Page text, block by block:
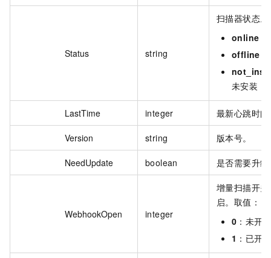
Status string
扫描器状态
online
offline
未安装
LastTime integer 最新心跳时间
Version string 版本号。
NeedUpdate boolean 是否需要升级
WebhookOpen integer
增量扫描开
启。取值：
0 ：未开
1 ：已开